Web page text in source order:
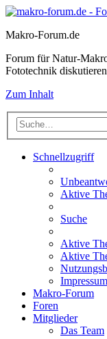
Makro-Forum.de
Forum für Natur-
Fototechnik
Zum Inhalt
Schnellzugriff
Aktive
Suche
Aktive
Aktive
Impressum
Makro-Forum
Foren
Mitglieder
Das Team